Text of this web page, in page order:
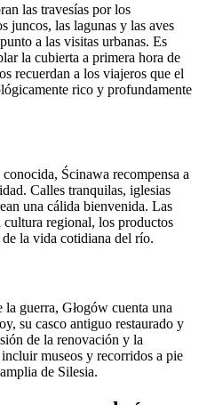
las travesías por los
juncos, las lagunas y las aves
a las visitas urbanas. Es
la cubierta a primera hora de
recuerdan a los viajeros que el
rico y profundamente
Ścinawa recompensa a
Calles tranquilas, iglesias
una cálida bienvenida. Las
cultura regional, los productos
la vida cotidiana del río.
guerra, Głogów cuenta una
su casco antiguo restaurado y
de la renovación y la
museos y recorridos a pie
de Silesia.